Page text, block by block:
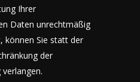
Ihrer
Daten unrechtmäßig
können Sie statt der
der